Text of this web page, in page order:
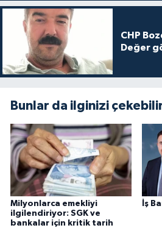
CHP
Değer
Bunlar da ilginizi
Milyonlarca emekliyi
ilgilendiriyor: SGK ve
bankalar için kritik tarih
İş